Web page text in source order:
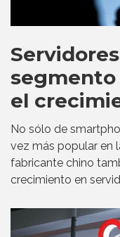
el
No sólo de
vez más popular en
fabricante chino
crecimiento en